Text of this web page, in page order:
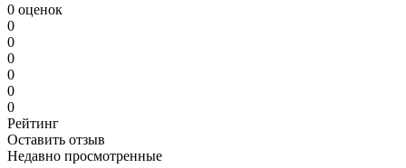
0 оценок
0
0
0
0
0
0
Рейтинг
Оставить отзыв
Недавно просмотренные